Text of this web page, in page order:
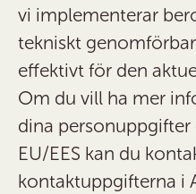
vi implementerar
tekniskt
effektivt för den
Om du vill ha mer
dina
EU/EES kan du
kontaktuppgifterna i